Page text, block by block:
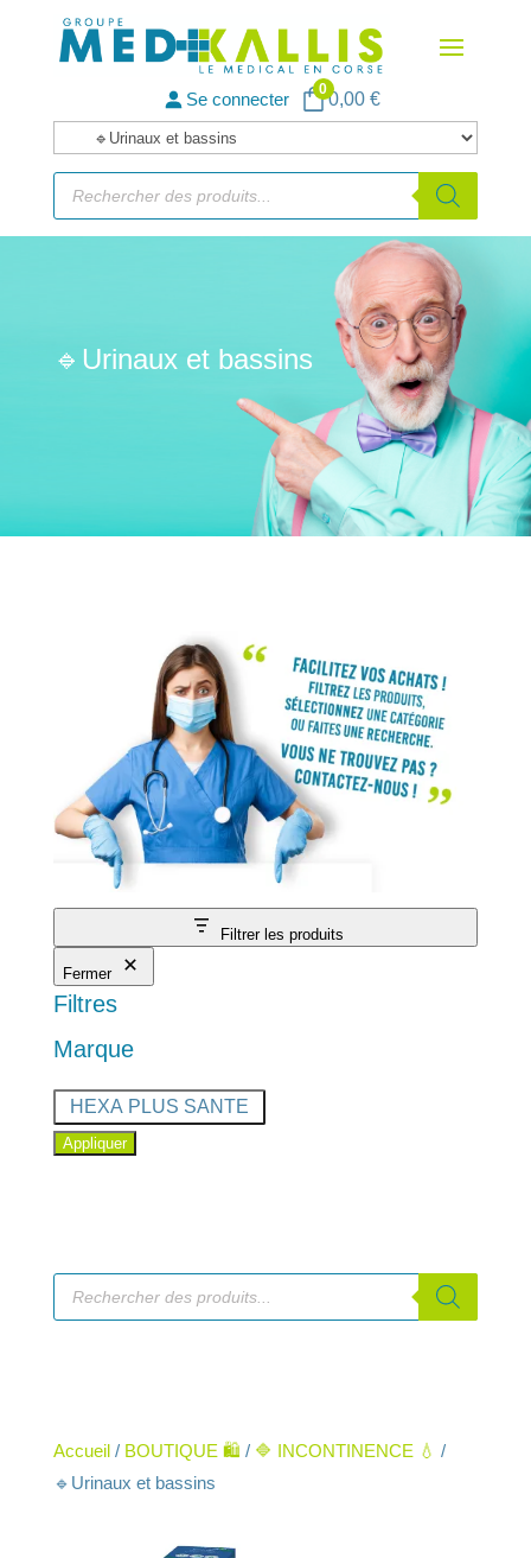
Se connecter 00,00 €
Catégories
de
produits
Recherche
produits
🔹Urinaux et bassins
Filtrer les produits
Fermer
Filtres
Marque
Marque
HEXA PLUS SANTE
Appliquer
Recherche
produits
Accueil/ BOUTIQUE 🛍️ / 🔷 INCONTINENCE 💧 /
🔹Urinaux et bassins